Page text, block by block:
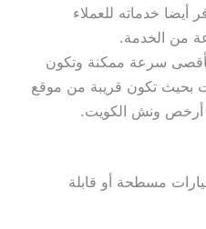
أيضا خدماته للعملاء
من الخدمة.
سرعة ممكنة وتكون
بحيث تكون قريبة من موقع
أرخص ونش الكويت.
مسطحة أو قابلة